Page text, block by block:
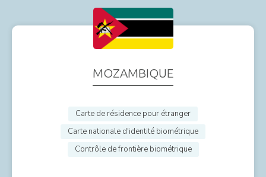
MOZAMBIQUE
Carte de résidence pour étranger
Carte nationale d'identité biométrique
Contrôle de frontière biométrique